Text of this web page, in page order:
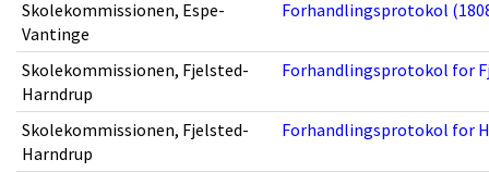
Skolekommissionen, Espe-
Vantinge
Forhandlingsprotokol
Skolekommissionen, Fjelsted-
Harndrup
Forhandlingsprotokol for
Skolekommissionen, Fjelsted-
Harndrup
Forhandlingsprotokol for